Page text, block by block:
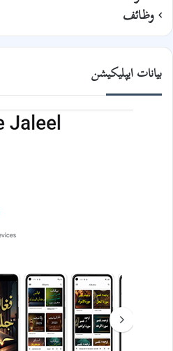
وظائف
بیانات ایپلیکیشن